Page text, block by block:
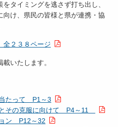
タイミングを逃さず打ち出し、
向け、県民の皆様と県が連携・協
２３８ページ
いたします。
たって P1～3
その克服に向けて P4～11
ン P12～32